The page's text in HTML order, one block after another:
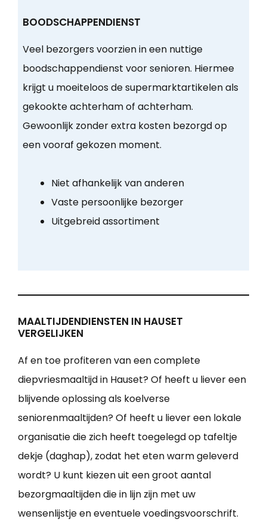
BOODSCHAPPENDIENST
Veel bezorgers voorzien in een nuttige
boodschappendienst voor senioren. Hiermee
krijgt u moeiteloos de supermarktartikelen als
gekookte achterham of achterham.
Gewoonlijk zonder extra kosten bezorgd op
een vooraf gekozen moment.
Niet afhankelijk van anderen
Vaste persoonlijke bezorger
Uitgebreid assortiment
MAALTIJDENDIENSTEN IN HAUSET
VERGELIJKEN
Af en toe profiteren van een complete
diepvriesmaaltijd in Hauset? Of heeft u liever een
blijvende oplossing als koelverse
seniorenmaaltijden? Of heeft u liever een lokale
organisatie die zich heeft toegelegd op tafeltje
dekje (daghap), zodat het eten warm geleverd
wordt? U kunt kiezen uit een groot aantal
bezorgmaaltijden die in lijn zijn met uw
wensenlijstje en eventuele voedingsvoorschrift.